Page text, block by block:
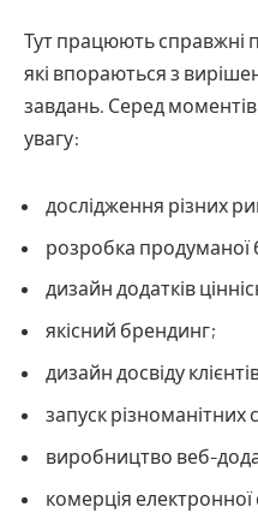
Тут працюють справжні
які впораються з
завдань. Серед
увагу:
дослідження різних
розробка продуманої
дизайн додатків
якісний брендинг;
дизайн досвіду
запуск різноманітних
виробництво веб-
комерція